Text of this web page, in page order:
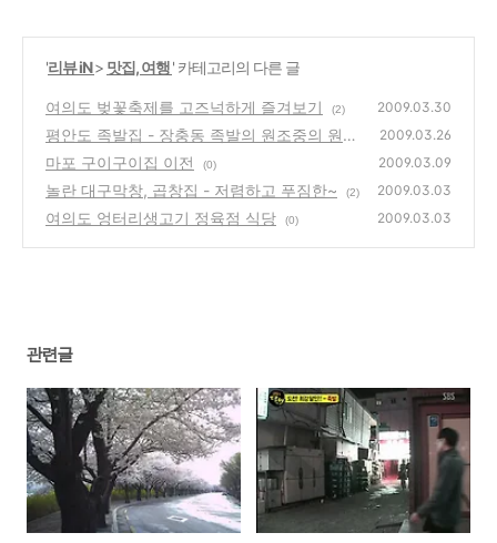
'리뷰 iN> 맛집, 여행' 카테고리의 다른 글
여의도 벚꽃축제를 고즈넉하게 즐겨보기 (2) 2009.03.30
평안도 족발집 - 장충동 족발의 원조중의 원조
(0)
2009.03.26
마포 구이구이집 이전 (0) 2009.03.09
놀란 대구막창, 곱창집 - 저렴하고 푸짐한~ (2) 2009.03.03
여의도 엉터리생고기 정육점 식당 (0) 2009.03.03
관련글